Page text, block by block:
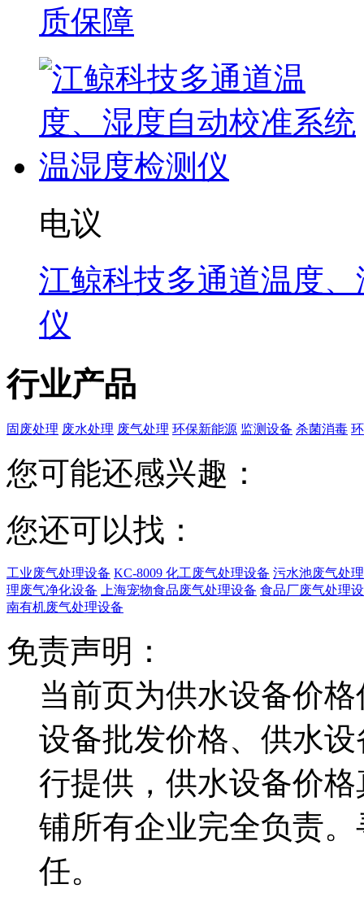
质保障
电议
江鲸科技多通道温度
仪
行业产品
固废处理 废水处理 废气处理 环保新能源 监测设备 杀菌消毒
您可能还感兴趣：
您还可以找：
工业废气处理设备 KC-8009 化工废气处理设备 污水池废气处
理废气净化设备
上海宠物食品废气处理设备 食品厂废气处理
南有机废气处理设备
免责声明：
当前页为供水设备价
设备批发价格、供水
行提供，供水设备价
铺所有企业完全负责
任。